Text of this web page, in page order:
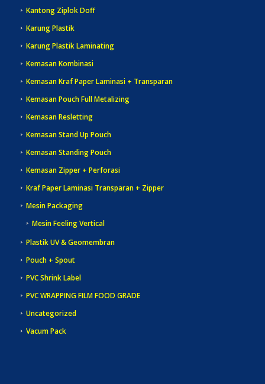
Kantong Ziplok Doff
Karung Plastik
Karung Plastik Laminating
Kemasan Kombinasi
Kemasan Kraf Paper Laminasi + Transparan
Kemasan Pouch Full Metalizing
Kemasan Resletting
Kemasan Stand Up Pouch
Kemasan Standing Pouch
Kemasan Zipper + Perforasi
Kraf Paper Laminasi Transparan + Zipper
Mesin Packaging
Mesin Feeling Vertical
Plastik UV & Geomembran
Pouch + Spout
PVC Shrink Label
PVC WRAPPING FILM FOOD GRADE
Uncategorized
Vacum Pack